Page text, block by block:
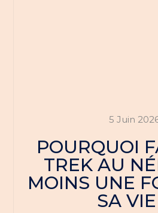
5 Juin
POURQUOI
TREK AU
MOINS UNE
SA